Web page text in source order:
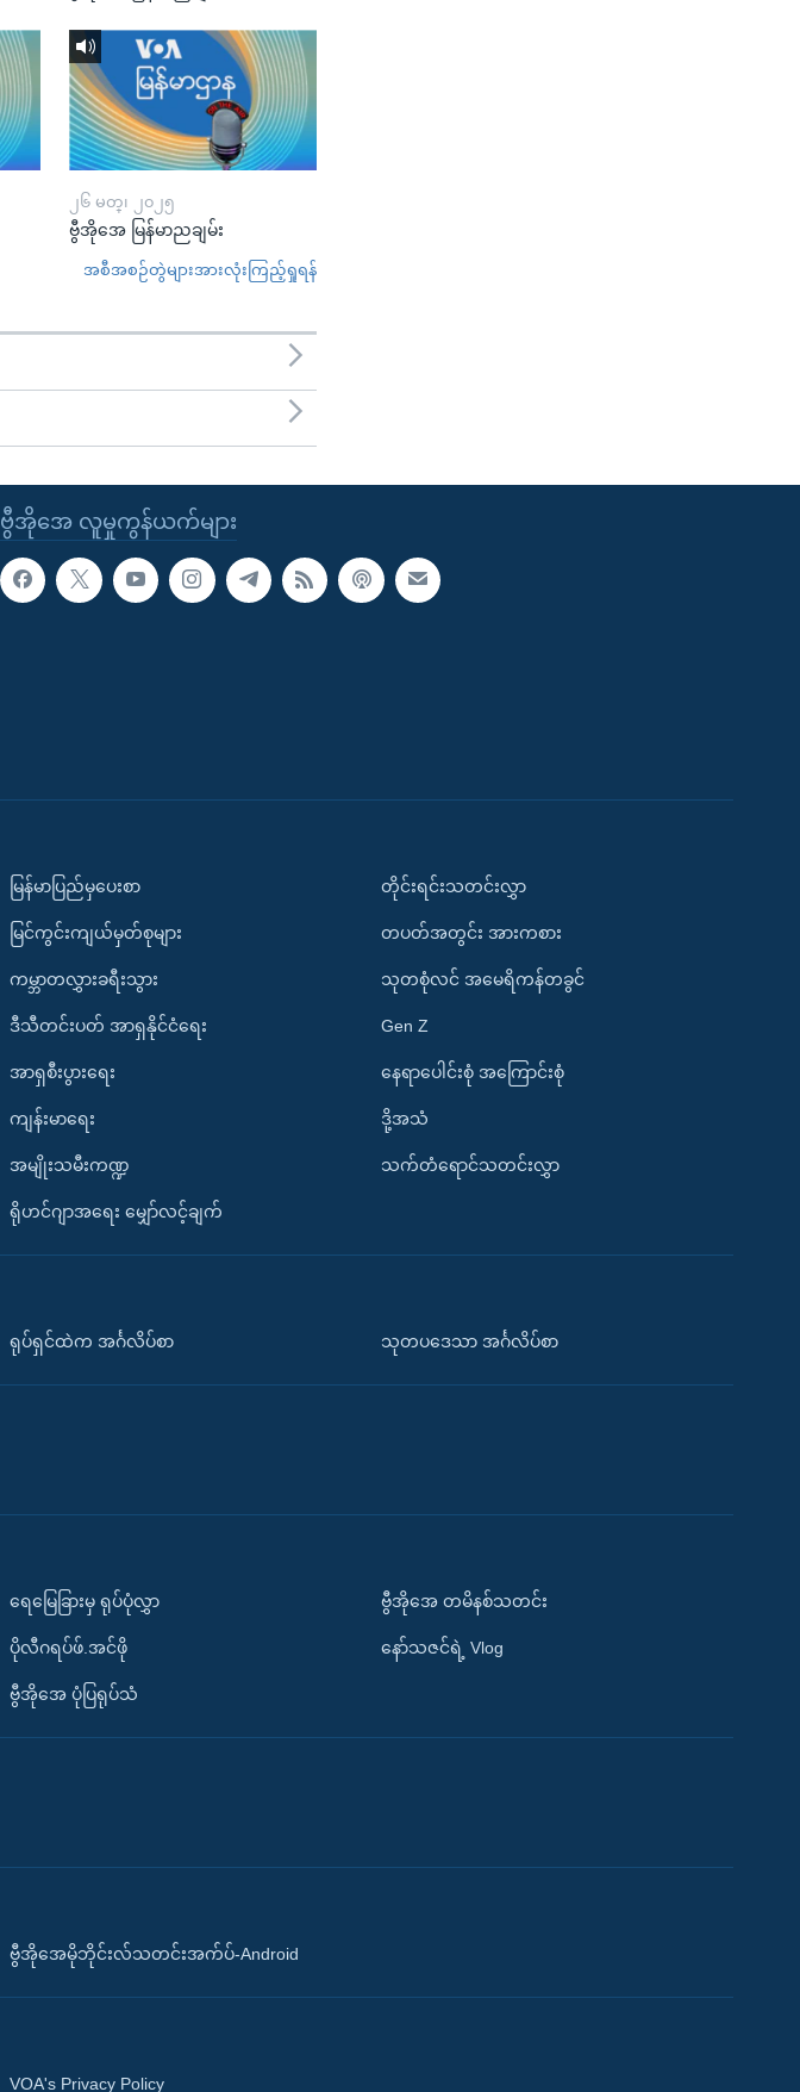
၂၆ မတ္၊ ၂၀၂၅
ဗွီအိုအေ မြန်မာညချမ်း
အစီအစဉ်တွဲများအားလုံးကြည့်ရှုရန်
ဗွီအိုအေ လူမှုကွန်ယက်များ
မြန်မာပြည်မှပေးစာ
မြင်ကွင်းကျယ်မှတ်စုများ
ကမ္ဘာတလွှားခရီးသွား
ဒီသီတင်းပတ် အာရှနိုင်ငံရေး
အာရှစီးပွားရေး
ကျန်းမာရေး
အမျိုးသမီးကဏ္ဍ
ရိုဟင်ဂျာအရေး မျှော်လင့်ချက်
တိုင်းရင်းသတင်းလွှာ
တပတ်အတွင်း အားကစား
သုတစုံလင် အမေရိကန်တခွင်
Gen Z
နေရာပေါင်းစုံ အကြောင်းစုံ
ဒို့အသံ
သက်တံရောင်သတင်းလွှာ
ရုပ်ရှင်ထဲက အင်္ဂလိပ်စာ သုတပဒေသာ အင်္ဂလိပ်စာ
ရေမြေခြားမှ ရုပ်ပုံလွှာ
ပိုလီဂရပ်ဖ်.အင်ဖို
ဗွီအိုအေ ပုံပြရုပ်သံ
ဗွီအိုအေ တမိနစ်သတင်း
နော်သဇင်ရဲ့ Vlog
ဗွီအိုအေမိုဘိုင်းလ်သတင်းအက်ပ်-Android
VOA's Privacy Policy